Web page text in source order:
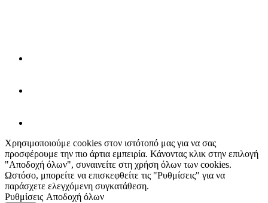
Χρησιμοποιούμε cookies στον ιστότοπό μας για να σας
προσφέρουμε την πιο άρτια εμπειρία. Κάνοντας κλικ στην επιλογή
"Αποδοχή όλων", συναινείτε στη χρήση όλων των cookies.
Ωστόσο, μπορείτε να επισκεφθείτε τις "Ρυθμίσεις" για να
παράσχετε ελεγχόμενη συγκατάθεση.
Ρυθμίσεις Αποδοχή όλων